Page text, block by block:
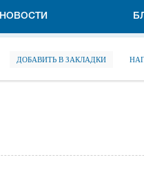
НОВОСТИ
ДОБАВИТЬ В ЗАКЛАДКИ